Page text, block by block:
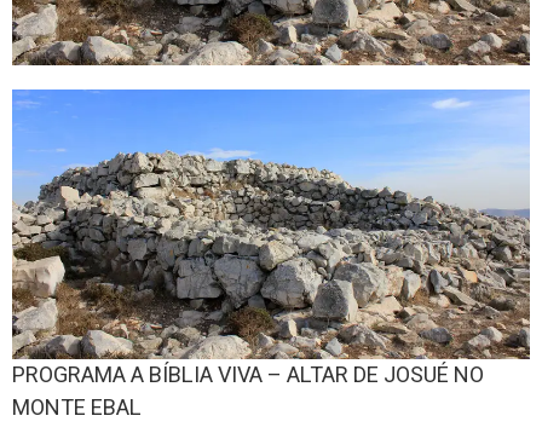
PROGRAMA A BÍBLIA VIVA – ALTAR DE JOSUÉ NO
MONTE EBAL